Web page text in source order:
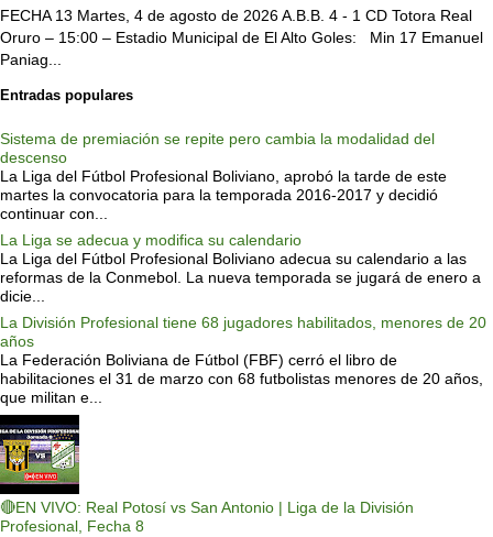
FECHA 13 Martes, 4 de agosto de 2026 A.B.B. 4 - 1 CD Totora Real
Oruro – 15:00 – Estadio Municipal de El Alto Goles: Min 17 Emanuel
Paniag...
Entradas populares
Sistema de premiación se repite pero cambia la modalidad del
descenso
La Liga del Fútbol Profesional Boliviano, aprobó la tarde de este
martes la convocatoria para la temporada 2016-2017 y decidió
continuar con...
La Liga se adecua y modifica su calendario
La Liga del Fútbol Profesional Boliviano adecua su calendario a las
reformas de la Conmebol. La nueva temporada se jugará de enero a
dicie...
La División Profesional tiene 68 jugadores habilitados, menores de 20
años
La Federación Boliviana de Fútbol (FBF) cerró el libro de
habilitaciones el 31 de marzo con 68 futbolistas menores de 20 años,
que militan e...
🔴EN VIVO: Real Potosí vs San Antonio | Liga de la División
Profesional, Fecha 8